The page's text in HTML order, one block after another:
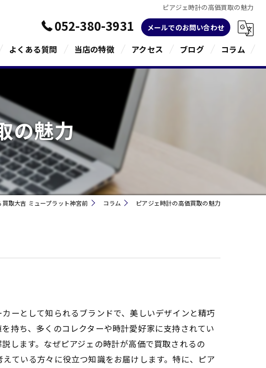
ピアジェ時計の高価買取の魅力
052-380-3931 メールでのお問い合わせ
よくある質問 当店の特徴
宝石
貴金属
指輪
アクセス ブログ コラム
の魅力
取大吉 ミュープラット神宮前 コラム ピアジェ時計の高価買取の魅力
ーとして知られるブランドで、美しいデザインと精巧
持ち、多くのコレクターや時計愛好家に支持されてい
します。なぜピアジェの時計が高価で買取されるの
ている方々に役立つ知識をお届けします。特に、ピア